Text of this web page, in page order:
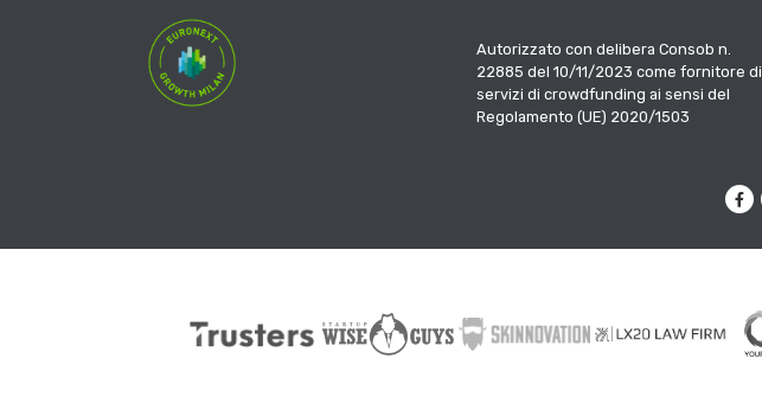
Autorizzato con delibera Consob n.
22885 del 10/11/2023 come fornitore di
servizi di crowdfunding ai sensi del
Regolamento (UE) 2020/1503